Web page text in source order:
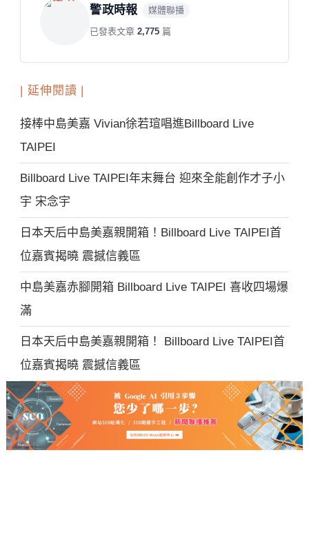
警政時報 媒體聯播
已發表文章2,775 篇
| 延伸閱讀 |
接棒中島美嘉 Vivian徐若瑄唱進Billboard Live
TAIPEI
Billboard Live TAIPEI年末舞台 迎來全能創作才子小
宇 宋念宇
日本天后中島美嘉親開箱！Billboard Live TAIPEI首
位嘉賓揭曉 震撼信義區
中島美嘉赤腳開箱 Billboard Live TAIPEI 喜收四場爆
滿
日本天后中島美嘉親開箱！ Billboard Live TAIPEI首
位嘉賓揭曉 震撼信義區